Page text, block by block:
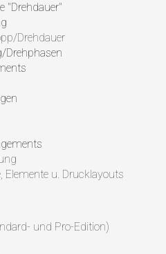
"Drehdauer"
Drehdauer
Drehphasen
Elemente u. Drucklayouts
und Pro-Edition)